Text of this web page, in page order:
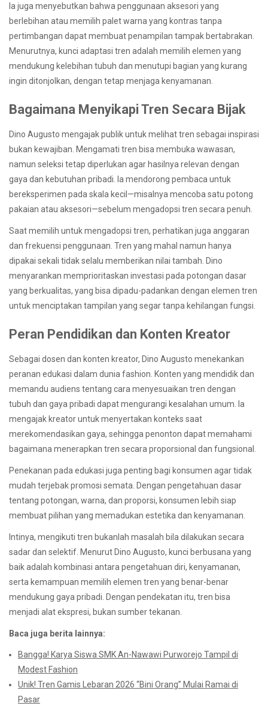
Ia juga menyebutkan bahwa penggunaan aksesori yang
berlebihan atau memilih palet warna yang kontras tanpa
pertimbangan dapat membuat penampilan tampak bertabrakan.
Menurutnya, kunci adaptasi tren adalah memilih elemen yang
mendukung kelebihan tubuh dan menutupi bagian yang kurang
ingin ditonjolkan, dengan tetap menjaga kenyamanan.
Bagaimana Menyikapi Tren Secara Bijak
Dino Augusto mengajak publik untuk melihat tren sebagai inspirasi
bukan kewajiban. Mengamati tren bisa membuka wawasan,
namun seleksi tetap diperlukan agar hasilnya relevan dengan
gaya dan kebutuhan pribadi. Ia mendorong pembaca untuk
bereksperimen pada skala kecil—misalnya mencoba satu potong
pakaian atau aksesori—sebelum mengadopsi tren secara penuh.
Saat memilih untuk mengadopsi tren, perhatikan juga anggaran
dan frekuensi penggunaan. Tren yang mahal namun hanya
dipakai sekali tidak selalu memberikan nilai tambah. Dino
menyarankan memprioritaskan investasi pada potongan dasar
yang berkualitas, yang bisa dipadu-padankan dengan elemen tren
untuk menciptakan tampilan yang segar tanpa kehilangan fungsi.
Peran Pendidikan dan Konten Kreator
Sebagai dosen dan konten kreator, Dino Augusto menekankan
peranan edukasi dalam dunia fashion. Konten yang mendidik dan
memandu audiens tentang cara menyesuaikan tren dengan
tubuh dan gaya pribadi dapat mengurangi kesalahan umum. Ia
mengajak kreator untuk menyertakan konteks saat
merekomendasikan gaya, sehingga penonton dapat memahami
bagaimana menerapkan tren secara proporsional dan fungsional.
Penekanan pada edukasi juga penting bagi konsumen agar tidak
mudah terjebak promosi semata. Dengan pengetahuan dasar
tentang potongan, warna, dan proporsi, konsumen lebih siap
membuat pilihan yang memadukan estetika dan kenyamanan.
Intinya, mengikuti tren bukanlah masalah bila dilakukan secara
sadar dan selektif. Menurut Dino Augusto, kunci berbusana yang
baik adalah kombinasi antara pengetahuan diri, kenyamanan,
serta kemampuan memilih elemen tren yang benar-benar
mendukung gaya pribadi. Dengan pendekatan itu, tren bisa
menjadi alat ekspresi, bukan sumber tekanan.
Baca juga berita lainnya:
Bangga! Karya Siswa SMK An-Nawawi Purworejo Tampil di
Modest Fashion
Unik! Tren Gamis Lebaran 2026 “Bini Orang” Mulai Ramai di
Pasar